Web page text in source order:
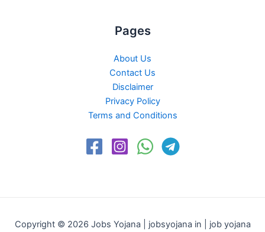
Pages
About Us
Contact Us
Disclaimer
Privacy Policy
Terms and Conditions
Copyright © 2026 Jobs Yojana | jobsyojana in | job yojana